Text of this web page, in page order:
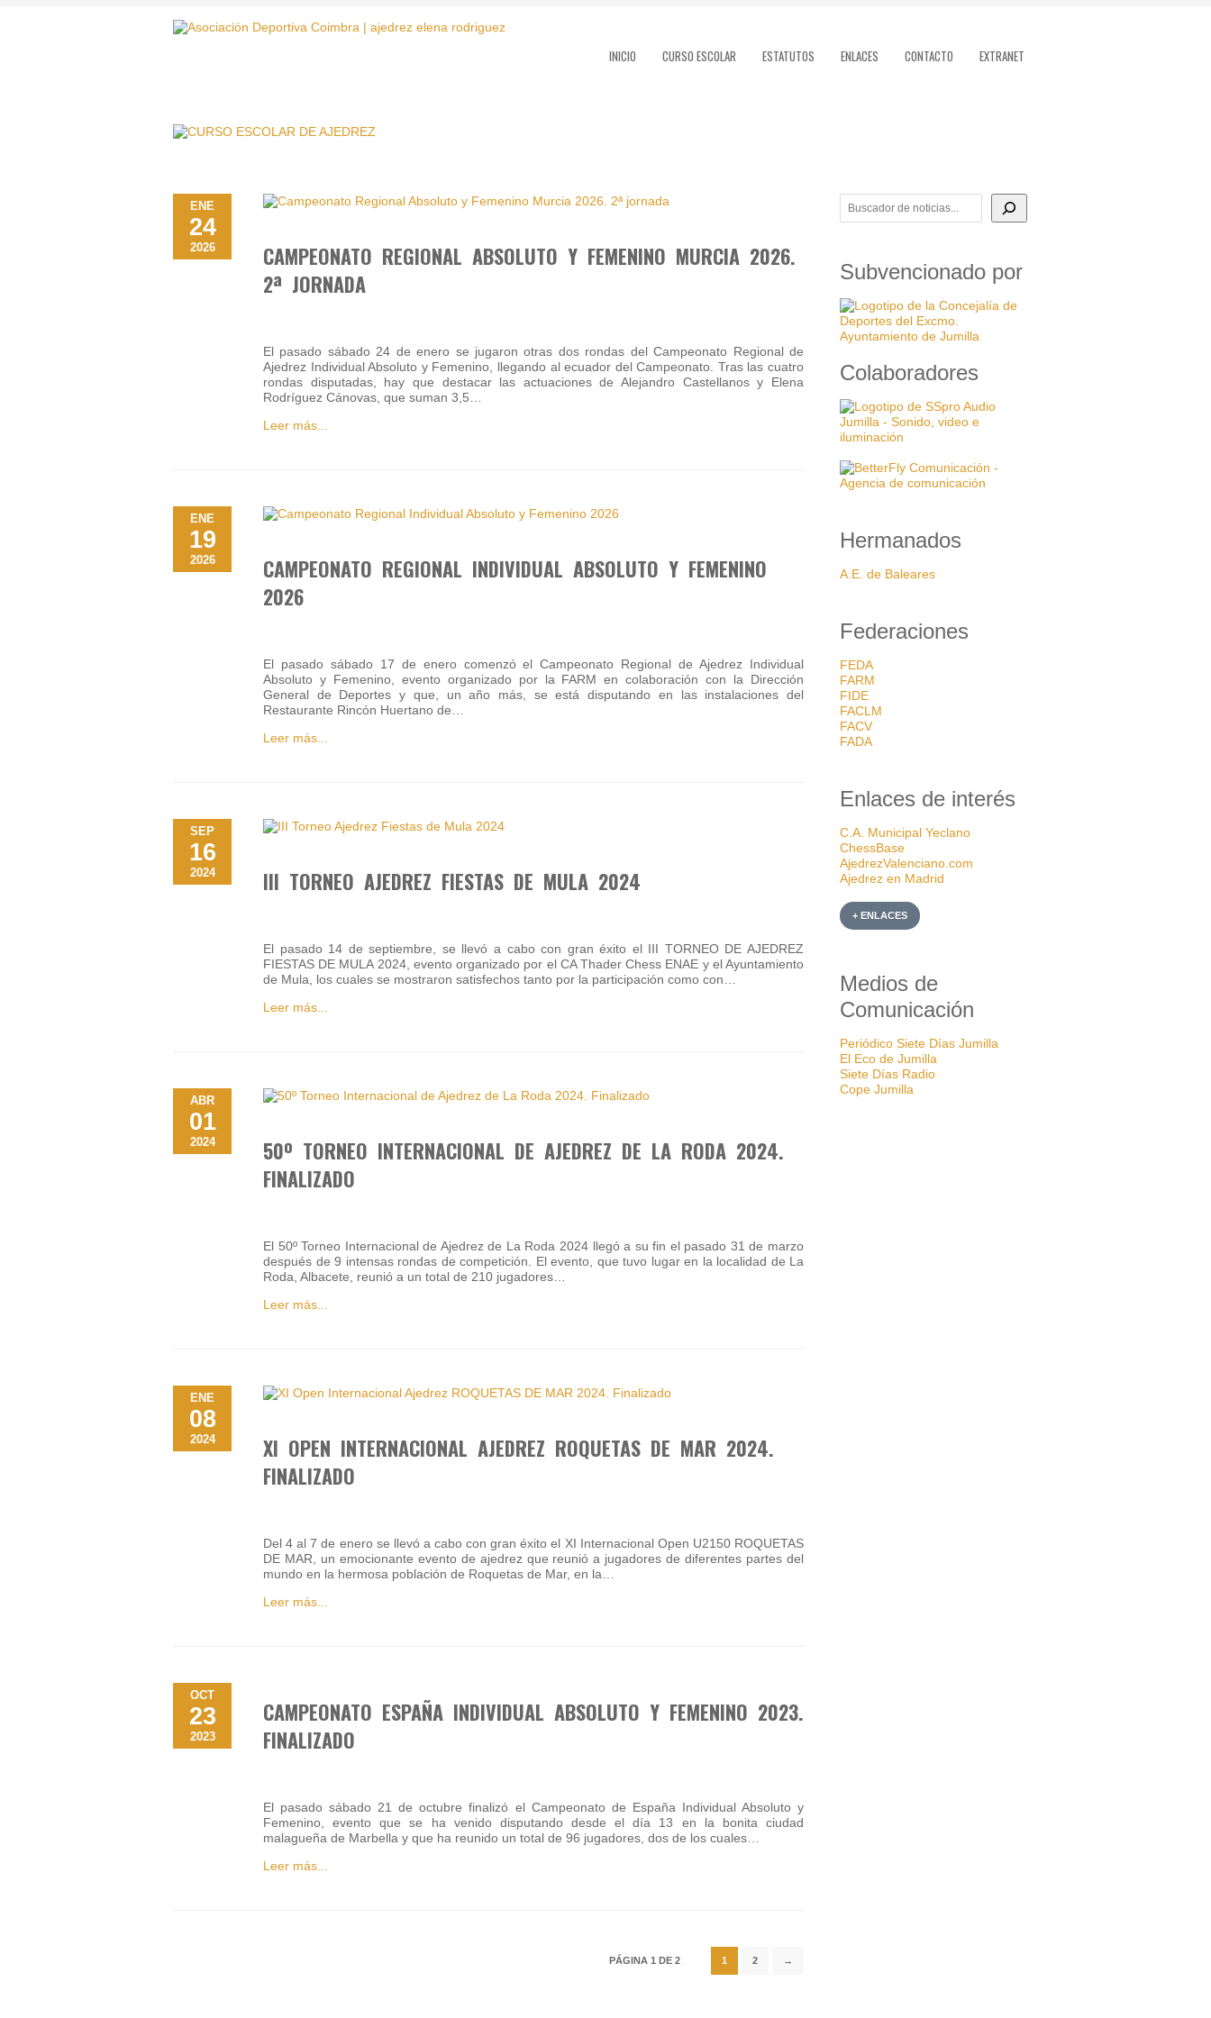
INICIO CURSO ESCOLAR ESTATUTOS ENLACES CONTACTO EXTRANET
ENE
24
2026
CAMPEONATO REGIONAL ABSOLUTO Y FEMENINO MURCIA 2026.
2ª JORNADA
El pasado sábado 24 de enero se jugaron otras dos rondas del Campeonato Regional de
Ajedrez Individual Absoluto y Femenino, llegando al ecuador del Campeonato. Tras las cuatro
rondas disputadas, hay que destacar las actuaciones de Alejandro Castellanos y Elena
Rodríguez Cánovas, que suman 3,5…
Leer más...
ENE
19
2026
CAMPEONATO REGIONAL INDIVIDUAL ABSOLUTO Y FEMENINO
2026
El pasado sábado 17 de enero comenzó el Campeonato Regional de Ajedrez Individual
Absoluto y Femenino, evento organizado por la FARM en colaboración con la Dirección
General de Deportes y que, un año más, se está disputando en las instalaciones del
Restaurante Rincón Huertano de…
Leer más...
SEP
16
2024 III TORNEO AJEDREZ FIESTAS DE MULA 2024
El pasado 14 de septiembre, se llevó a cabo con gran éxito el III TORNEO DE AJEDREZ
FIESTAS DE MULA 2024, evento organizado por el CA Thader Chess ENAE y el Ayuntamiento
de Mula, los cuales se mostraron satisfechos tanto por la participación como con…
Leer más...
ABR
01
2024
50º TORNEO INTERNACIONAL DE AJEDREZ DE LA RODA 2024.
FINALIZADO
El 50º Torneo Internacional de Ajedrez de La Roda 2024 llegó a su fin el pasado 31 de marzo
después de 9 intensas rondas de competición. El evento, que tuvo lugar en la localidad de La
Roda, Albacete, reunió a un total de 210 jugadores…
Leer más...
ENE
08
2024
XI OPEN INTERNACIONAL AJEDREZ ROQUETAS DE MAR 2024.
FINALIZADO
Del 4 al 7 de enero se llevó a cabo con gran éxito el XI Internacional Open U2150 ROQUETAS
DE MAR, un emocionante evento de ajedrez que reunió a jugadores de diferentes partes del
mundo en la hermosa población de Roquetas de Mar, en la…
Leer más...
OCT
23
2023
CAMPEONATO ESPAÑA INDIVIDUAL ABSOLUTO Y FEMENINO 2023.
FINALIZADO
El pasado sábado 21 de octubre finalizó el Campeonato de España Individual Absoluto y
Femenino, evento que se ha venido disputando desde el día 13 en la bonita ciudad
malagueña de Marbella y que ha reunido un total de 96 jugadores, dos de los cuales…
Leer más...
PÁGINA 1 DE 2 1 2 →
BUSCADOR DE NOTICIAS
Subvencionado por
Colaboradores
Hermanados
A.E. de Baleares
Federaciones
FEDA
FARM
FIDE
FACLM
FACV
FADA
Enlaces de interés
C.A. Municipal Yeclano
ChessBase
AjedrezValenciano.com
Ajedrez en Madrid
+ ENLACES
Medios de
Comunicación
Periódico Siete Días Jumilla
El Eco de Jumilla
Siete Días Radio
Cope Jumilla